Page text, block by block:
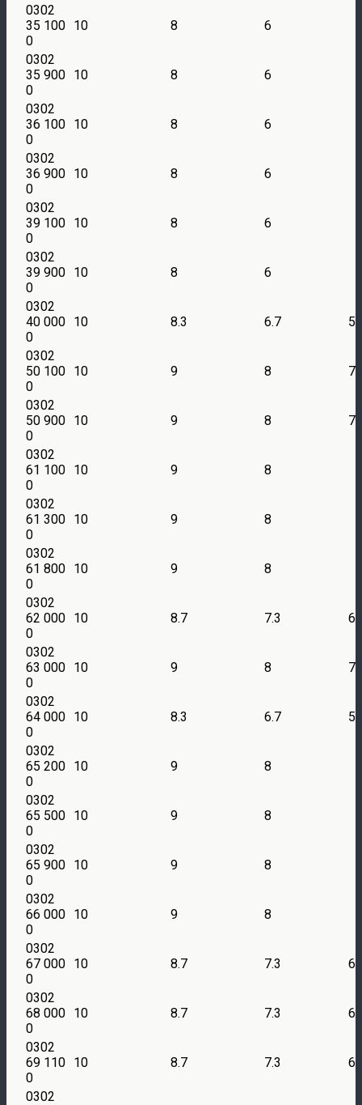
0302
35 100
0
10 8 6
0302
35 900
0
10 8 6
0302
36 100
0
10 8 6
0302
36 900
0
10 8 6
0302
39 100
0
10 8 6
0302
39 900
0
10 8 6
0302
40 000
0
10 8.3 6.7 5
0302
50 100
0
10 9 8 7
0302
50 900
0
10 9 8 7
0302
61 100
0
10 9 8
0302
61 300
0
10 9 8
0302
61 800
0
10 9 8
0302
62 000
0
10 8.7 7.3 6
0302
63 000
0
10 9 8 7
0302
64 000
0
10 8.3 6.7 5
0302
65 200
0
10 9 8
0302
65 500
0
10 9 8
0302
65 900
0
10 9 8
0302
66 000
0
10 9 8
0302
67 000
0
10 8.7 7.3 6
0302
68 000
0
10 8.7 7.3 6
0302
69 110
0
10 8.7 7.3 6
0302